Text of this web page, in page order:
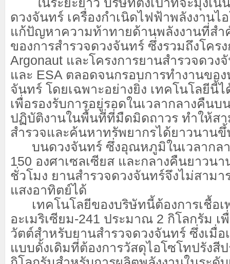
ดวงจันทร์ เครื่องกำเนิดไฟฟ้าพลังงานไ
แก้ปัญหาความท้าทายด้านพลังงานที่สำ
ของการสำรวจดวงจันทร์ ซึ่งรวมถึงโคร
Argonaut และโครงการยานสำรวจดวง
และ ESA ตลอดจนกรอบการทำงานขอ
จันทร์ โดยเฉพาะอย่างยิ่ง เทคโนโลยีนี้
เพื่อรองรับการอยู่รอดในเวลากลางคืน
ปฏิบัติงานในพื้นที่ที่มืดมิดถาวร ทำให้ส
สำรวจและค้นหาทรัพยากรได้ยาวนานขึ้
บนดวงจันทร์ ซึ่งอุณหภูมิในเวลากลา
150 องศาเซลเซียส และกลางคืนยาวน
ชั่วโมง ยานสำรวจดวงจันทร์จึงไม่สามา
แสงอาทิตย์ได้
เทคโนโลยีของบริษัทนี้ต้องการเชื้อเ
อะเมริเซียม-241 ประมาณ 2 กิโลกรัม เ
วัตต์สำหรับยานสำรวจดวงจันทร์ ซึ่งเมื่อ
แบบดั้งเดิมที่ต้องการวัสดุไอโซโทปรังสี